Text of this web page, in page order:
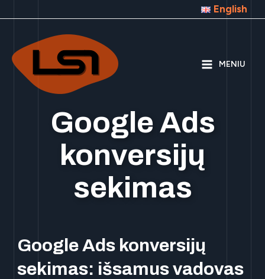
English
MENIU
Google Ads
konversijų
sekimas
Google Ads konversijų
sekimas: išsamus vadovas